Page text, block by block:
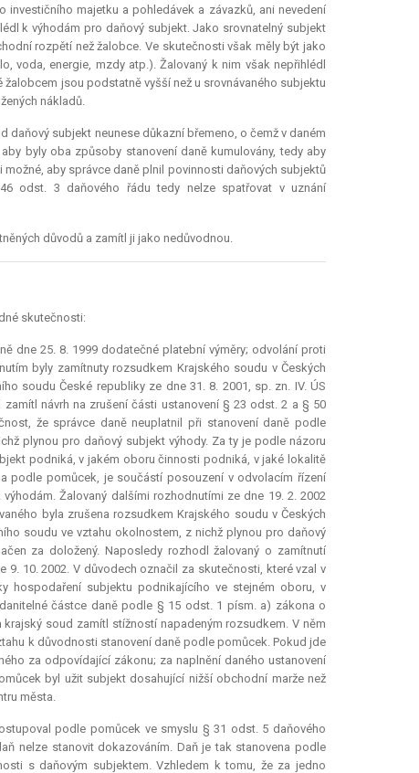
majetku a pohledávek a závazků, ani nevedení
k výhodám pro daňový subjekt. Jako srovnatelný subjekt
rozpětí než žalobce. Ve skutečnosti však měly být jako
voda, energie, mzdy atp.). Žalovaný k nim však nepřihlédl
jsou podstatně vyšší než u srovnávaného subjektu
nákladů.
daňový subjekt neunese důkazní břemeno, o čemž v daném
byly oba způsoby stanovení daně kumulovány, tedy aby
aby správce daně plnil povinnosti daňových subjektů
odst. 3 daňového řádu tedy nelze spatřovat v uznání
důvodů a zamítl ji jako nedůvodnou.
skutečnosti:
dne 25. 8. 1999 dodatečné platební výměry; odvolání proti
byly zamítnuty rozsudkem Krajského soudu v Českých
soudu České republiky ze dne 31. 8. 2001, sp. zn. IV. ÚS
návrh na zrušení části ustanovení § 23 odst. 2 a § 50
že správce daně neuplatnil při stanovení daně podle
plynou pro daňový subjekt výhody. Za ty je podle názoru
podniká, v jakém oboru činnosti podniká, v jaké lokalitě
podle pomůcek, je součástí posouzení v odvolacím řízení
Žalovaný dalšími rozhodnutími ze dne 19. 2. 2002
byla zrušena rozsudkem Krajského soudu v Českých
soudu ve vztahu okolnostem, z nichž plynou pro daňový
za doložený. Naposledy rozhodl žalovaný o zamítnutí
10. 2002. V důvodech označil za skutečnosti, které vzal v
hospodaření subjektu podnikajícího ve stejném oboru, v
částce daně podle § 15 odst. 1 písm. a) zákona o
soud zamítl stížností napadeným rozsudkem. V něm
k důvodnosti stanovení daně podle pomůcek. Pokud jde
za odpovídající zákonu; za naplnění daného ustanovení
byl užit subjekt dosahující nižší obchodní marže než
města.
podle pomůcek ve smyslu § 31 odst. 5 daňového
nelze stanovit dokazováním. Daň je tak stanovena podle
s daňovým subjektem. Vzhledem k tomu, že za jedno